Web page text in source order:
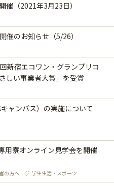
催（2021年3月23日）
催のお知らせ（5/26）
新宿エコワン・グランプリコ
しい事業者大賞」を受賞
ャンパス）の実施について
用寮オンライン見学会を開催
の方へ 学生生活・スポーツ